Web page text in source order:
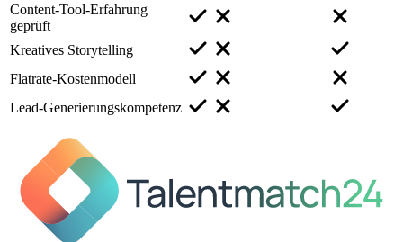
Content-Tool-Erfahrung
geprüft
Kreatives Storytelling
Flatrate-Kostenmodell
Lead-Generierungskompetenz